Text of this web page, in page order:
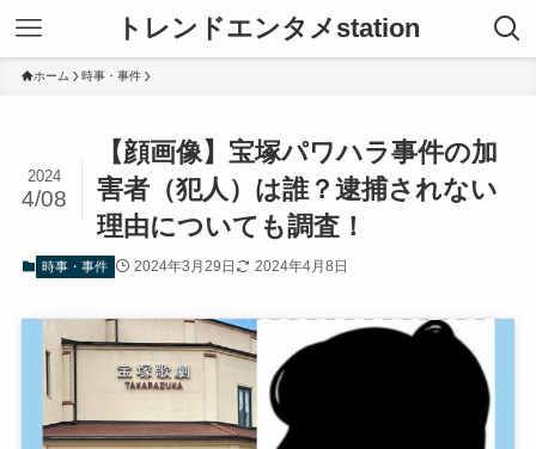
トレンドエンタメstation
ホーム 時事・事件
【顔画像】宝塚パワハラ事件の加
害者（犯人）は誰？逮捕されない
理由についても調査！
2024
4/08
時事・事件 2024年3月29日 2024年4月8日